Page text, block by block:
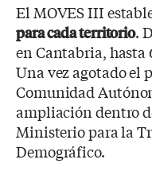
El MOVES III
para cada territorio.
en Cantabria, hasta
Una vez agotado el
Comunidad
ampliación dentro
Ministerio para la
Demográfico.